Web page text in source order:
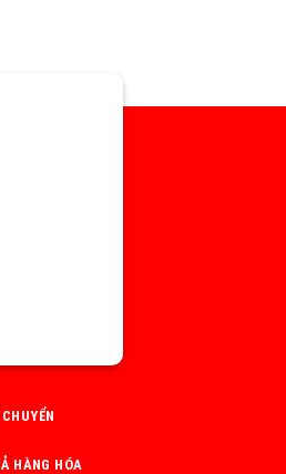
HÀNG HÓA